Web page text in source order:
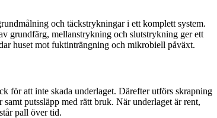
och täckstrykningar i ett komplett system.
grundfärg, mellanstrykning och slutstrykning ger ett
huset mot fuktinträngning och mikrobiell påväxt.
för att inte skada underlaget. Därefter utförs skrapning
putssläpp med rätt bruk. När underlaget är rent,
pall över tid.